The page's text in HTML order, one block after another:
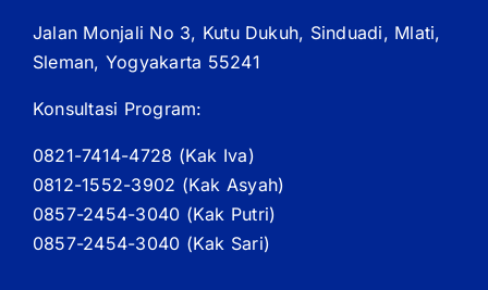
Jalan Monjali No 3, Kutu Dukuh, Sinduadi, Mlati,
Sleman, Yogyakarta 55241
Konsultasi Program:
0821-7414-4728 (Kak Iva)
0812-1552-3902 (Kak Asyah)
0857-2454-3040 (Kak Putri)
0857-2454-3040 (Kak Sari)